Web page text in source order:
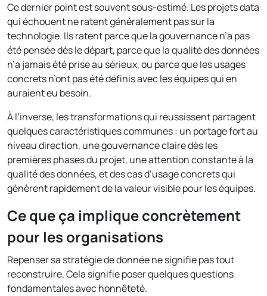
Ce dernier point est souvent sous-estimé. Les projets data
qui échouent ne ratent généralement pas sur la
technologie. Ils ratent parce que la gouvernance n’a pas
été pensée dès le départ, parce que la qualité des données
n’a jamais été prise au sérieux, ou parce que les usages
concrets n’ont pas été définis avec les équipes qui en
auraient eu besoin.
À l’inverse, les transformations qui réussissent partagent
quelques caractéristiques communes : un portage fort au
niveau direction, une gouvernance claire dès les
premières phases du projet, une attention constante à la
qualité des données, et des cas d’usage concrets qui
génèrent rapidement de la valeur visible pour les équipes.
Ce que ça implique concrètement
pour les organisations
Repenser sa stratégie de donnée ne signifie pas tout
reconstruire. Cela signifie poser quelques questions
fondamentales avec honnêteté.